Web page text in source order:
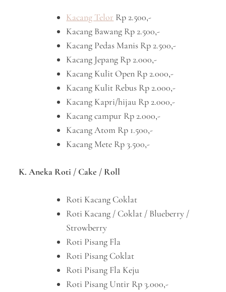
Kacang Telor Rp 2.500,-
Kacang Bawang Rp 2.500,-
Kacang Pedas Manis Rp 2.500,-
Kacang Jepang Rp 2.000,-
Kacang Kulit Open Rp 2.000,-
Kacang Kulit Rebus Rp 2.000,-
Kacang Kapri/hijau Rp 2.000,-
Kacang campur Rp 2.000,-
Kacang Atom Rp 1.500,-
Kacang Mete Rp 3.500,-
K. Aneka Roti / Cake / Roll
Roti Kacang Coklat
Roti Kacang / Coklat / Blueberry /
Strowberry
Roti Pisang Fla
Roti Pisang Coklat
Roti Pisang Fla Keju
Roti Pisang Untir Rp 3.000,-